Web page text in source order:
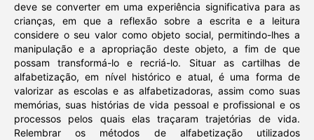
deve se converter em uma experiência significativa para as
crianças, em que a reflexão sobre a escrita e a leitura
considere o seu valor como objeto social, permitindo-lhes a
manipulação e a apropriação deste objeto, a fim de que
possam transformá-lo e recriá-lo. Situar as cartilhas de
alfabetização, em nível histórico e atual, é uma forma de
valorizar as escolas e as alfabetizadoras, assim como suas
memórias, suas histórias de vida pessoal e profissional e os
processos pelos quais elas traçaram trajetórias de vida.
Relembrar os métodos de alfabetização utilizados